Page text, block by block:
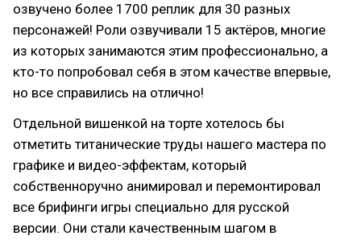
озвучено более 1700 реплик для 30 разных
персонажей! Роли озвучивали 15 актёров, многие
из которых занимаются этим профессионально, а
кто-то попробовал себя в этом качестве впервые,
но все справились на отлично!
Отдельной вишенкой на торте хотелось бы
отметить титанические труды нашего мастера по
графике и видео-эффектам, который
собственноручно анимировал и перемонтировал
все брифинги игры специально для русской
версии. Они стали качественным шагом в